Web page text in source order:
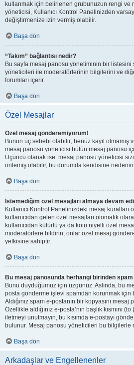
kullanmak için belirlenen grubunuzun rengi ve
yöneticisi, Kullanıcı Kontrol Panelinizden
değiştirmenize izin vermiş olabilir.
Başa dön
“Takım” bağlantısı nedir?
Bu sayfa mesaj panosu yönetiminin bir listesini
yöneticileri ile moderatörlerinin bilgilerini ve
forumları içerir.
Başa dön
Özel Mesajlar
Özel mesaj gönderemiyorum!
Bunun üç sebebi olabilir; henüz kayıt olmamış
mesaj panosu yöneticisi bütün mesaj panosu
Üçüncü olanak ise: mesaj panosu yöneticisi
önlemiş olabilir, bu durumda kendisine
Başa dön
İstemediğim özel mesajları almaya devam
Kullanıcı Kontrol Panelinizdeki mesaj
kullanıcıdan gelen özel mesajları otomatik
kullanıcıdan küfürlü ya da kötü niyetli özel
moderatörlere bildirin; onlar özel mesaj
yetkisine sahiptir.
Başa dön
Bu mesaj panosunda herhangi birinden spam
Bunu duyduğumuz için üzgünüz. Aslında, bu
posta gönderme işlevi spamdan korunmak için
Aldığınız spam e-postanın bir kopyasını
Özellikle aldığınız e-posta’nın başlık kısmını
iletmeyi unutmayın, bu kısımda e-postayı
bulunur. Mesaj panosu yöneticileri bu bilgilerle
Başa dön
Arkadaşlar ve Engellenenler